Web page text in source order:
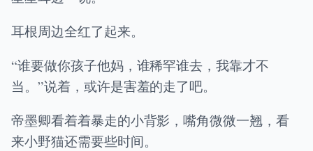
耳根周边全红了起来。
“谁要做你孩子他妈，谁稀罕谁去，我靠才不
当。”说着，或许是害羞的走了吧。
帝墨卿看着着暴走的小背影，嘴角微微一翘，看
来小野猫还需要些时间。